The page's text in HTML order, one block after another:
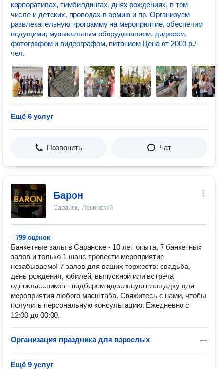
корпоративах, тимбилдингах, днях рождениях, в том
числе и детских, проводах в армию и пр. Организуем
развлекательную программу на мероприятие, обеспечим
ведущими, музыкальным оборудованием, диджеем,
фотографом и видеографом, питанием Цена от 2000 р./
чел.
Ещё 6 услуг
Позвонить Чат
Барон
Саранск, Ленинский
799 оценок
Банкетные залы в Саранске - 10 лет опыта, 7 банкетных
залов и только 1 шанс провести мероприятие
незабываемо! 7 залов для ваших торжеств: свадьба,
день рождения, юбилей, выпускной или встреча
одноклассников - подберем идеальную площадку для
мероприятия любого масштаба. Свяжитесь с нами, чтобы
получить персональную консультацию. Ежедневно с
12:00 до 00:00.
Организация праздника для взрослых —
Ещё 9 услуг